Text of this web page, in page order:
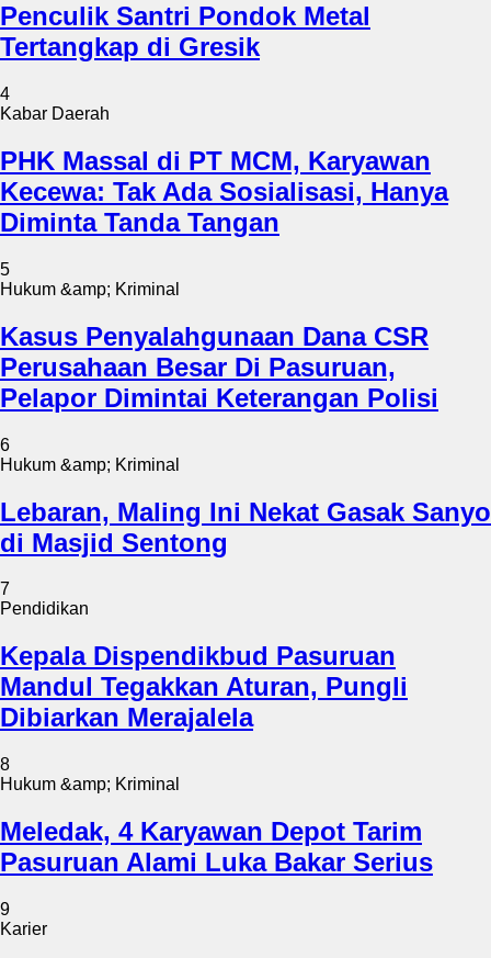
Penculik Santri Pondok Metal
Tertangkap di Gresik
4
Kabar Daerah
PHK Massal di PT MCM, Karyawan
Kecewa: Tak Ada Sosialisasi, Hanya
Diminta Tanda Tangan
5
Hukum &amp; Kriminal
Kasus Penyalahgunaan Dana CSR
Perusahaan Besar Di Pasuruan,
Pelapor Dimintai Keterangan Polisi
6
Hukum &amp; Kriminal
Lebaran, Maling Ini Nekat Gasak Sanyo
di Masjid Sentong
7
Pendidikan
Kepala Dispendikbud Pasuruan
Mandul Tegakkan Aturan, Pungli
Dibiarkan Merajalela
8
Hukum &amp; Kriminal
Meledak, 4 Karyawan Depot Tarim
Pasuruan Alami Luka Bakar Serius
9
Karier